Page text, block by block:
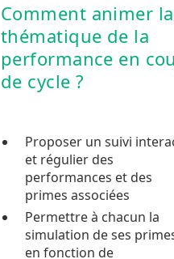
Comment animer la
thématique de la
performance en
de cycle ?
Proposer un suivi
et régulier des
performances et des
primes associées
Permettre à chacun la
simulation de ses
en fonction de